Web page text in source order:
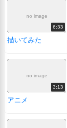
no image
6:33
描いてみた
no image
3:13
アニメ